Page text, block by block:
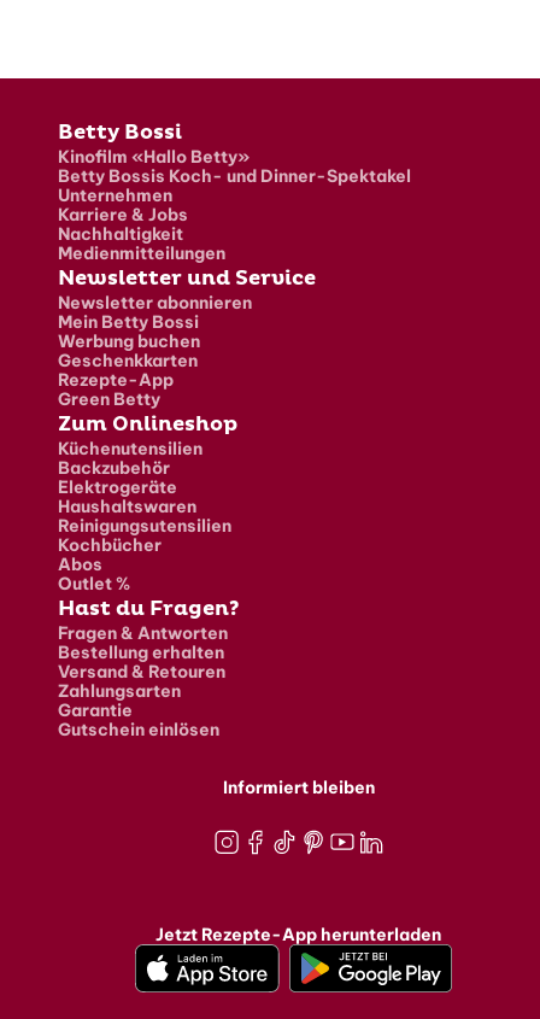
Fusszeile
Betty Bossi
Kinofilm «Hallo Betty»
Betty Bossis Koch- und Dinner-Spektakel
Unternehmen
Karriere & Jobs
Nachhaltigkeit
Medienmitteilungen
Newsletter und Service
Newsletter abonnieren
Mein Betty Bossi
Werbung buchen
Geschenkkarten
Rezepte-App
Green Betty
Zum Onlineshop
Küchenutensilien
Backzubehör
Elektrogeräte
Haushaltswaren
Reinigungsutensilien
Kochbücher
Abos
Outlet %
Hast du Fragen?
Fragen & Antworten
Bestellung erhalten
Versand & Retouren
Zahlungsarten
Garantie
Gutschein einlösen
Informiert bleiben
Jetzt Rezepte-App herunterladen